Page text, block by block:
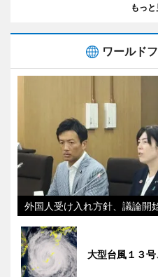
もっと
ワールド
外国人受け入れ方針、議論開
大型台風１３